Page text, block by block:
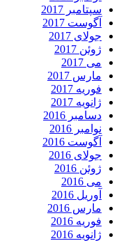
سپتامبر 2017
آگوست 2017
جولای 2017
ژوئن 2017
می 2017
مارس 2017
فوریه 2017
ژانویه 2017
دسامبر 2016
نوامبر 2016
آگوست 2016
جولای 2016
ژوئن 2016
می 2016
آوریل 2016
مارس 2016
فوریه 2016
ژانویه 2016